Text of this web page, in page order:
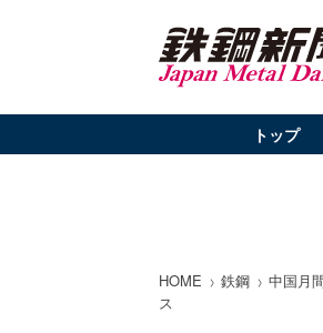
トップ
HOME 鉄鋼
中国月
ス